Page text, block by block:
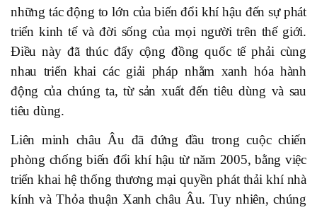
những tác động to lớn của biến đổi khí hậu đến sự phát
triển kinh tế và đời sống của mọi người trên thế giới.
Điều này đã thúc đẩy cộng đồng quốc tế phải cùng
nhau triển khai các giải pháp nhằm xanh hóa hành
động của chúng ta, từ sản xuất đến tiêu dùng và sau
tiêu dùng.
Liên minh châu Âu đã đứng đầu trong cuộc chiến
phòng chống biến đổi khí hậu từ năm 2005, bằng việc
triển khai hệ thống thương mại quyền phát thải khí nhà
kính và Thỏa thuận Xanh châu Âu. Tuy nhiên, chúng